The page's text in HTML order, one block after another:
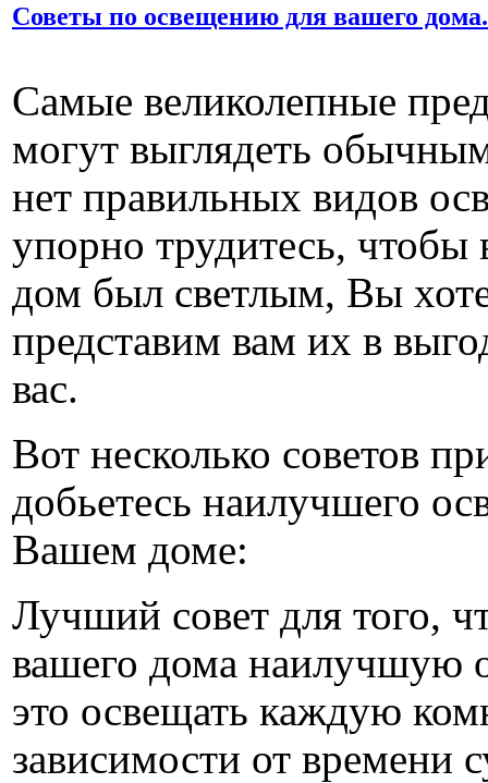
Советы по освещению для вашего дома.
Самые великолепные
могут выглядеть
нет правильных видов
упорно трудитесь, чтобы
дом был светлым, Вы
представим вам их в
вас.
Вот несколько советов
добьетесь наилучшего
Вашем доме:
Лучший совет для того,
вашего дома наилучшую
это освещать каждую
зависимости от времени